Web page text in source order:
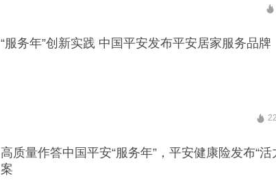
“服务年”创新实践 中国平安发布平安居家服务品牌
高质量作答中国平安“服务年”，平安健康险发布“活
案